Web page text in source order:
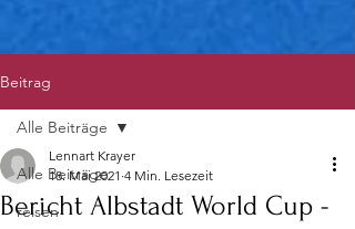
Beitrag
Alle Beiträge
reisen
Alle Beiträge
Bericht Albstadt World Cup -
Lennart Krayer
18. Mai 2021 4 Min. Lesezeit